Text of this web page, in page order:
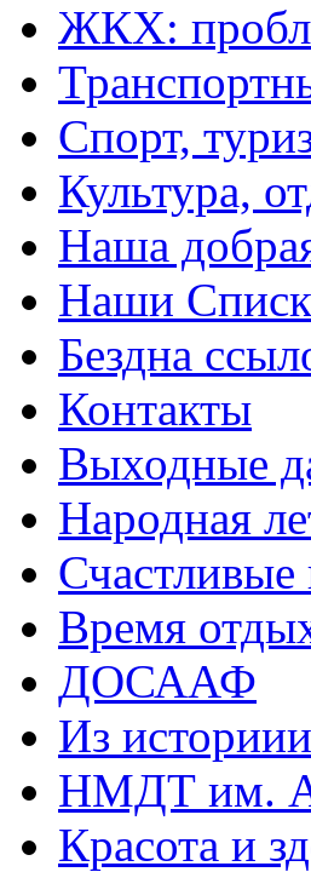
ЖКХ:
Спорт,
Культура,
Наша
Наши
Бездна
Контакты
Выходные
Народная
Счастливые
Время
ДОСААФ
Из
НМДТ им.
Красота и